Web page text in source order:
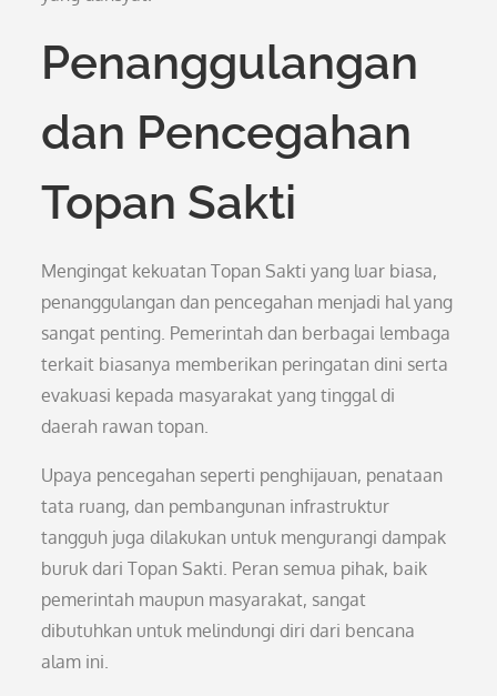
Penanggulangan
dan Pencegahan
Topan Sakti
Mengingat kekuatan Topan Sakti yang luar biasa,
penanggulangan dan pencegahan menjadi hal yang
sangat penting. Pemerintah dan berbagai lembaga
terkait biasanya memberikan peringatan dini serta
evakuasi kepada masyarakat yang tinggal di
daerah rawan topan.
Upaya pencegahan seperti penghijauan, penataan
tata ruang, dan pembangunan infrastruktur
tangguh juga dilakukan untuk mengurangi dampak
buruk dari Topan Sakti. Peran semua pihak, baik
pemerintah maupun masyarakat, sangat
dibutuhkan untuk melindungi diri dari bencana
alam ini.